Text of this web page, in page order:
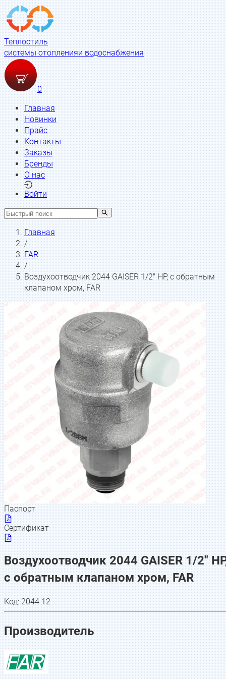
Теплостиль
системы отопленияи водоснабжения
0
Главная
Новинки
Прайс
Контакты
Заказы
Бренды
О нас
Войти
Главная
/
FAR
/
Воздухоотводчик 2044 GAISER 1/2" НР, с обратным
клапаном хром, FAR
Паспорт
Сертификат
Воздухоотводчик 2044 GAISER 1/2"
с обратным клапаном хром, FAR
Код:2044 12
Производитель